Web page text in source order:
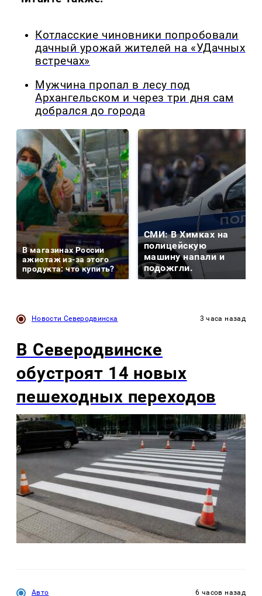
Котласские чиновники попробовали
дачный урожай жителей на «УДачных
встречах»
Мужчина пропал в лесу под
Архангельском и через три дня сам
добрался до города
В магазинах России
ажиотаж из-за этого
продукта: что купить?
СМИ: В Химках на
полицейскую
машину напали и
подожгли.
Новости Северодвинска 3 часа назад
В Северодвинске
обустроят 14 новых
пешеходных переходов
Авто 6 часов назад